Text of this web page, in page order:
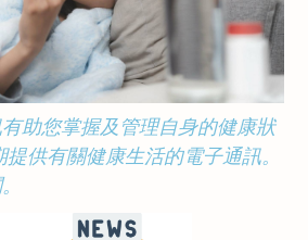
有助您掌握及管理自身的健康狀
供有關健康生活的電子通訊。